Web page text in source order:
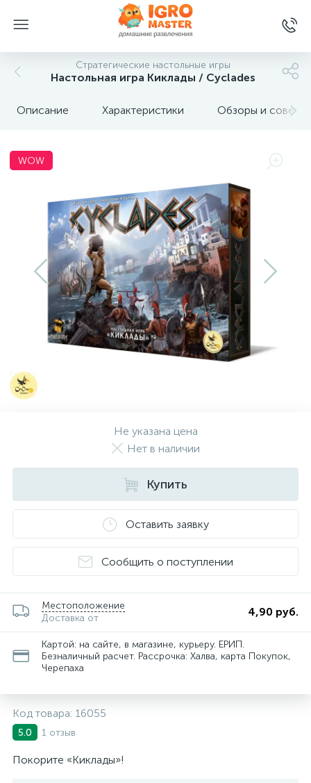
Стратегические настольные игры
Настольная игра Киклады / Cyclades
Описание Характеристики Обзоры и советы
WOW
Не указана цена
Нет в наличии
Купить
Оставить заявку
Сообщить о поступлении
Местоположение
Доставка от
4,90 руб.
Картой: на сайте, в магазине, курьеру. ЕРИП.
Безналичный расчет. Рассрочка: Халва, карта Покупок,
Черепаха
Код товара: 16055
5.0 1 отзыв
Покорите «Киклады»!